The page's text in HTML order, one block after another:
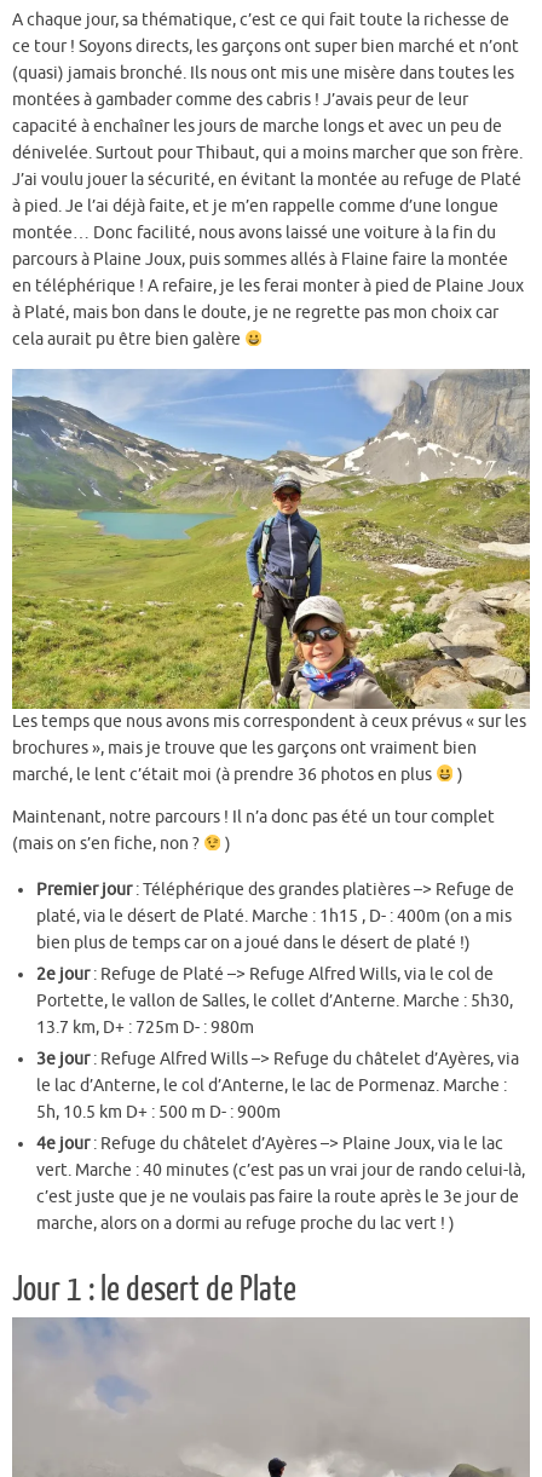
A chaque jour, sa thématique, c’est ce qui fait toute la richesse de
ce tour ! Soyons directs, les garçons ont super bien marché et n’ont
(quasi) jamais bronché. Ils nous ont mis une misère dans toutes les
montées à gambader comme des cabris ! J’avais peur de leur
capacité à enchaîner les jours de marche longs et avec un peu de
dénivelée. Surtout pour Thibaut, qui a moins marcher que son frère.
J’ai voulu jouer la sécurité, en évitant la montée au refuge de Platé
à pied. Je l’ai déjà faite, et je m’en rappelle comme d’une longue
montée… Donc facilité, nous avons laissé une voiture à la fin du
parcours à Plaine Joux, puis sommes allés à Flaine faire la montée
en téléphérique ! A refaire, je les ferai monter à pied de Plaine Joux
à Platé, mais bon dans le doute, je ne regrette pas mon choix car
cela aurait pu être bien galère
Les temps que nous avons mis correspondent à ceux prévus « sur les
brochures », mais je trouve que les garçons ont vraiment bien
marché, le lent c’était moi (à prendre 36 photos en plus
)
Maintenant, notre parcours ! Il n’a donc pas été un tour complet
(mais on s’en fiche, non ?
)
Premier jour: Téléphérique des grandes platières –> Refuge de
platé, via le désert de Platé. Marche : 1h15 , D- : 400m (on a mis
bien plus de temps car on a joué dans le désert de platé !)
2e jour: Refuge de Platé –> Refuge Alfred Wills, via le col de
Portette, le vallon de Salles, le collet d’Anterne. Marche : 5h30,
13.7 km, D+ : 725m D- : 980m
3e jour: Refuge Alfred Wills –> Refuge du châtelet d’Ayères, via
le lac d’Anterne, le col d’Anterne, le lac de Pormenaz. Marche :
5h, 10.5 km D+ : 500 m D- : 900m
4e jour: Refuge du châtelet d’Ayères –> Plaine Joux, via le lac
vert. Marche : 40 minutes (c’est pas un vrai jour de rando celui-là,
c’est juste que je ne voulais pas faire la route après le 3e jour de
marche, alors on a dormi au refuge proche du lac vert ! )
Jour 1 : le desert de Plate